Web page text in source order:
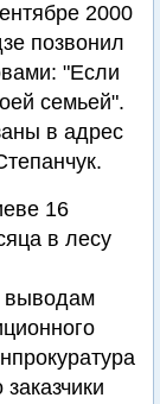
2000
позвонил
"Если
семьей".
в адрес
16
в лесу
выводам